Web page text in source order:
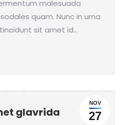
malesuada
quam. Nunc in urna
sit amet id…
NOV
27
glavrida